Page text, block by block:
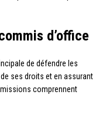
d’office
de défendre les
ses droits et en assurant
comprennent